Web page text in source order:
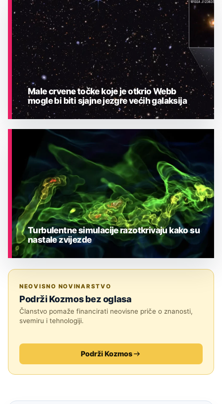
ASTRONOMIJA
ASTRONOMIJA
Male crvene točke koje je otkrio Webb
mogle bi biti sjajne jezgre većih galaksija
Turbulentne simulacije razotkrivaju kako su
nastale zvijezde
NEOVISNO NOVINARSTVO
Podrži Kozmos bez oglasa
Članstvo pomaže financirati neovisne priče o znanosti,
svemiru i tehnologiji.
Podrži Kozmos